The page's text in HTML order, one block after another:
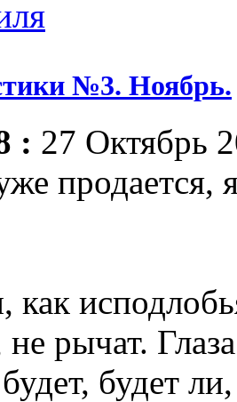
№3. Ноябрь.
: 27 Октябрь
продается,
как
рычат.
будет